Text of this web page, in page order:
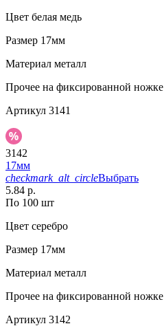
Цвет белая медь
Размер 17мм
Материал металл
Прочее на фиксированной ножке
Артикул 3141
3142
17мм
checkmark_alt_circleВыбрать
5.84 р.
По 100 шт
Цвет серебро
Размер 17мм
Материал металл
Прочее на фиксированной ножке
Артикул 3142